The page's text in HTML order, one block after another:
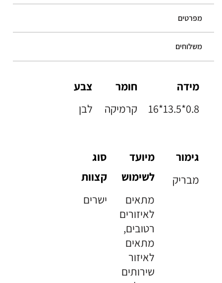
מפרטים
משלוחים
מידה
16*13.5*0.8
חומר
קרמיקה
צבע
לבן
גימור
מבריק
מיועד
לשימוש
מתאים
לאיזורים
רטובים,
מתאים
לאיזור
שירותים
סוג
קצוות
ישרים